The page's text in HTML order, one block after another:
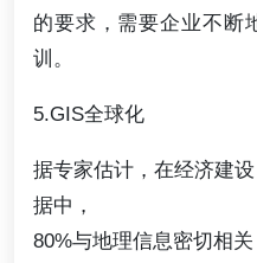
的要求，需要企业不断
训。
5.GIS全球化
据专家估计，在经济建
据中，
80%与地理信息密切相